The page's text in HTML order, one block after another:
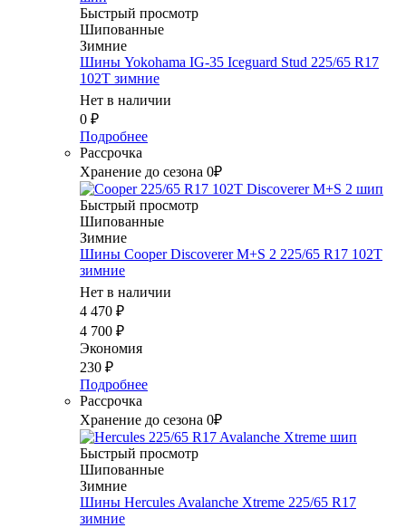
Быстрый просмотр
Шипованные
Зимние
Шины Yokohama IG-35 Iceguard Stud 225/65 R17
102T зимние
Нет в наличии
0 ₽
Подробнее
Рассрочка
Хранение до сезона 0₽
Быстрый просмотр
Шипованные
Зимние
Шины Cooper Discoverer M+S 2 225/65 R17 102T
зимние
Нет в наличии
4 470 ₽
4 700 ₽
Экономия
230 ₽
Подробнее
Рассрочка
Хранение до сезона 0₽
Быстрый просмотр
Шипованные
Зимние
Шины Hercules Avalanche Xtreme 225/65 R17
зимние